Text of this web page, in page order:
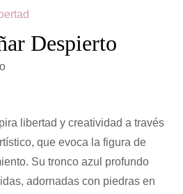
Despierto
libertad y creatividad a través
que evoca la figura de
Su tronco azul profundo
adornadas con piedras en